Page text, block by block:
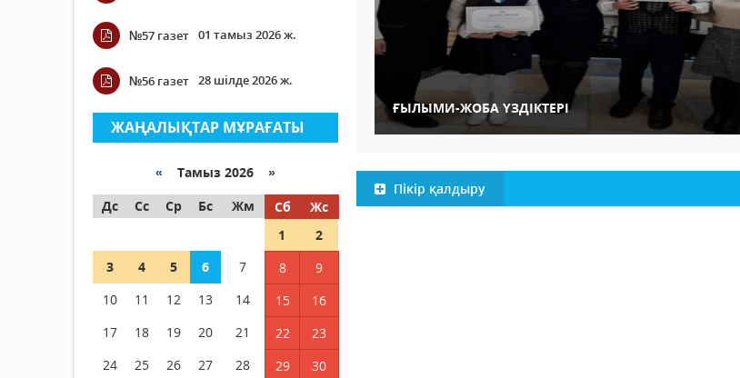
№57 газет 01 тамыз 2026 ж.
№56 газет 28 шілде 2026 ж.
ЖАҢАЛЫҚТАР МҰРАҒАТЫ
« Тамыз 2026 »
Дс
Сс Ср Бс Жм Сб
Жс
1
2
3
4 5 6 7 8
9
10
11 12 13 14 15
16
17
18 19 20 21 22
23
24
25 26 27 28 29 30
ҒЫЛЫМИ-ЖОБА ҮЗДІКТЕРІ
Пікір қалдыру